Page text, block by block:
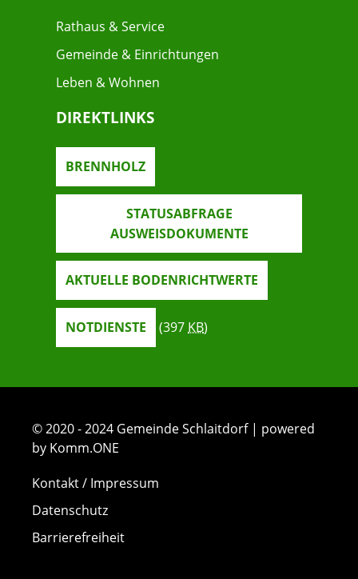
Rathaus & Service
Gemeinde & Einrichtungen
Leben & Wohnen
DIREKTLINKS
BRENNHOLZ
STATUSABFRAGE
AUSWEISDOKUMENTE
AKTUELLE BODENRICHTWERTE
NOTDIENSTE (397 KB)
© 2020 - 2024 Gemeinde Schlaitdorf | powered
by Komm.ONE
Kontakt / Impressum
Datenschutz
Barrierefreiheit